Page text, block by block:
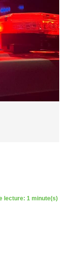
lecture: 1 minute(s)